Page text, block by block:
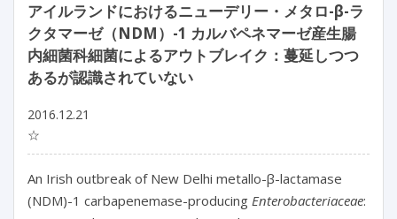
アイルランドにおけるニューデリー・メタロ-β-ラ
クタマーゼ（NDM）-1 カルバペネマーゼ産生腸
内細菌科細菌によるアウトブレイク：蔓延しつつ
あるが認識されていない
2016.12.21
☆
An Irish outbreak of New Delhi metallo-β-lactamase
(NDM)-1 carbapenemase-producing Enterobacteriaceae: